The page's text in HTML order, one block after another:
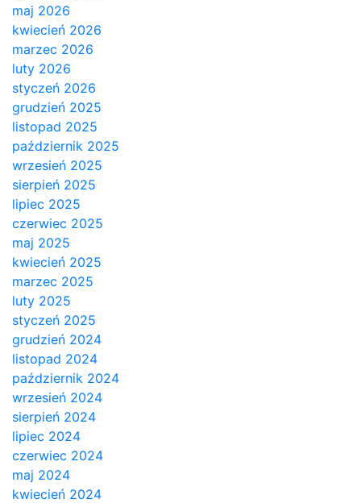
maj 2026
kwiecień 2026
marzec 2026
luty 2026
styczeń 2026
grudzień 2025
listopad 2025
październik 2025
wrzesień 2025
sierpień 2025
lipiec 2025
czerwiec 2025
maj 2025
kwiecień 2025
marzec 2025
luty 2025
styczeń 2025
grudzień 2024
listopad 2024
październik 2024
wrzesień 2024
sierpień 2024
lipiec 2024
czerwiec 2024
maj 2024
kwiecień 2024